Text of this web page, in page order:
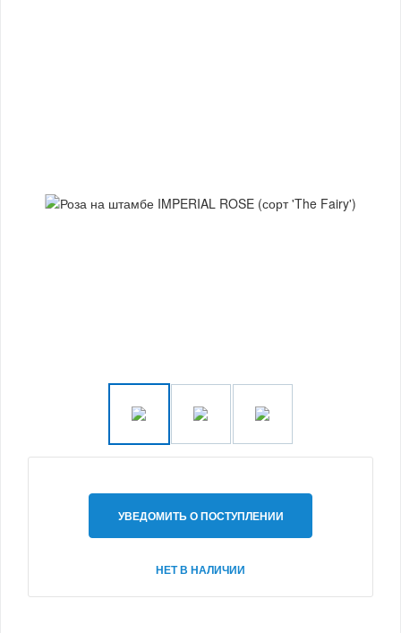
УВЕДОМИТЬ О ПОСТУПЛЕНИИ
НЕТ В НАЛИЧИИ